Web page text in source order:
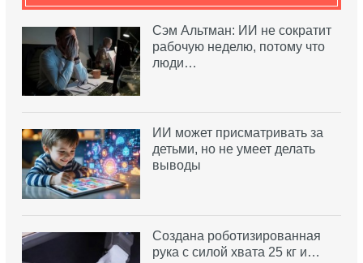
Сэм Альтман: ИИ не сократит
рабочую неделю, потому что
люди…
ИИ может присматривать за
детьми, но не умеет делать
выводы
Создана роботизированная
рука с силой хвата 25 кг и…